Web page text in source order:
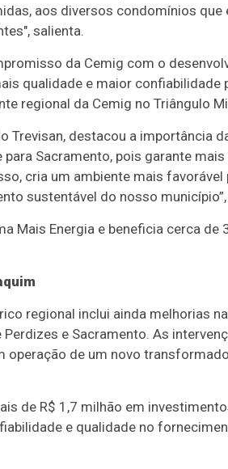
aos diversos condomínios
salienta.
da Cemig com o
qualidade e maior confiabilidade
regional da Cemig no Triângulo
Trevisan, destacou a importância
Sacramento, pois garante
cria um ambiente mais
sustentável do nosso
Mais Energia e beneficia cerca
regional inclui ainda melhorias
e Sacramento. As
operação de um novo
de R$ 1,7 milhão em
e qualidade no